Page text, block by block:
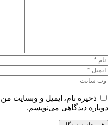
ذخیره نام، ایمیل و وبسایت
دوباره دیدگاهی می‌نویسم.